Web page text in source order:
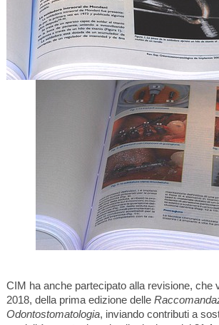
CIM ha anche partecipato alla revisione, che
2018, della prima edizione delle
Odontostomatologia, inviando contributi a